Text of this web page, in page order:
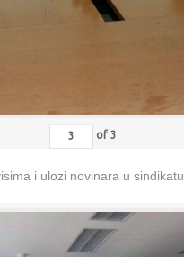
of 3
i ulozi novinara u sindikatu